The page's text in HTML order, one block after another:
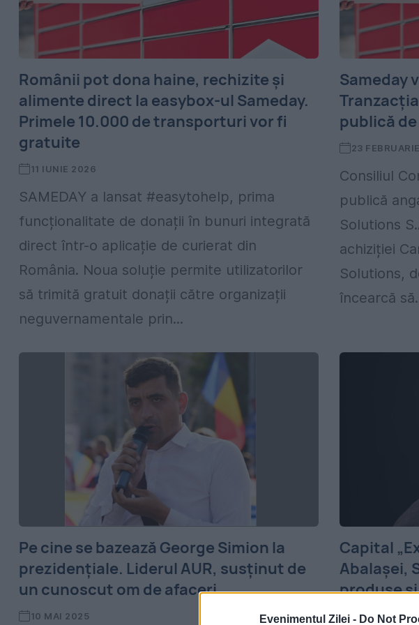
Evenimentul Zilei - Do Not
Românii pot dona haine, rechizite și
alimente direct la easybox-ul Sameday.
Primele 10.000 de transporturi vor fi
gratuite
11 IUNIE 2026
SAMEDAY a lansat #easytohelp, prima
funcționalitate de donații în bunuri integrată
direct într-o aplicație de curierat din
România. Noua soluție permite utilizatorilor
să trimită gratuit donații către organizații
neguvernamentale prin...
Sameday
publică
23
Consiliul
publică
Solutions
achiziției
Solutions,
încearcă
Pe cine se bazează George Simion la
prezidențiale. Liderul AUR, susținut de
un cunoscut om de afaceri
10 MAI 2025
Capital
Abalașei,
produse